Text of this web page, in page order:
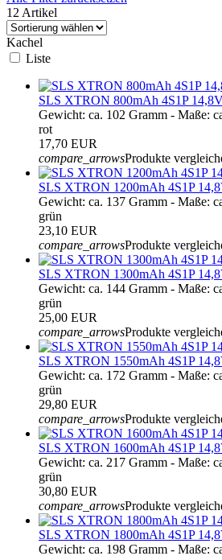
12 Artikel
Kachel
Liste
SLS XTRON 800mAh 4S1P
Gewicht: ca. 102 Gramm - Maße:
rot
17,70 EUR
compare_arrowsProdukte
SLS XTRON 1200mAh 4S1P
Gewicht: ca. 137 Gramm - Maße:
grün
23,10 EUR
compare_arrowsProdukte
SLS XTRON 1300mAh 4S1P
Gewicht: ca. 144 Gramm - Maße:
grün
25,00 EUR
compare_arrowsProdukte
SLS XTRON 1550mAh 4S1P
Gewicht: ca. 172 Gramm - Maße:
grün
29,80 EUR
compare_arrowsProdukte
SLS XTRON 1600mAh 4S1P
Gewicht: ca. 217 Gramm - Maße:
grün
30,80 EUR
compare_arrowsProdukte
SLS XTRON 1800mAh 4S1P
Gewicht: ca. 198 Gramm - Maße: